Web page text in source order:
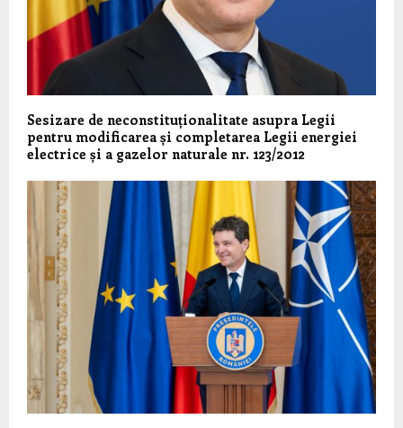
Sesizare de neconstituționalitate asupra Legii
pentru modificarea și completarea Legii energiei
electrice și a gazelor naturale nr. 123/2012